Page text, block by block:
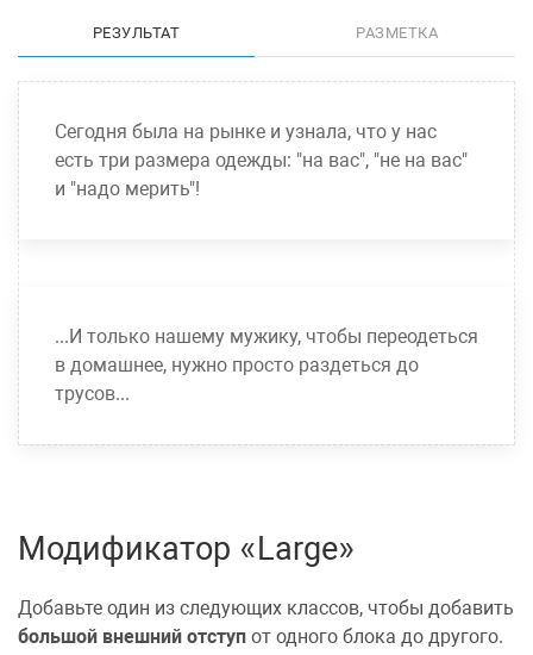
РЕЗУЛЬТАТ РАЗМЕТКА
Сегодня была на рынке и узнала, что у нас
есть три размера одежды: "на вас", "не на вас"
и "надо мерить"!
...И только нашему мужику, чтобы переодеться
в домашнее, нужно просто раздеться до
трусов...
Модификатор «Large»
Добавьте один из следующих классов, чтобы добавить
большой внешний отступ от одного блока до другого.